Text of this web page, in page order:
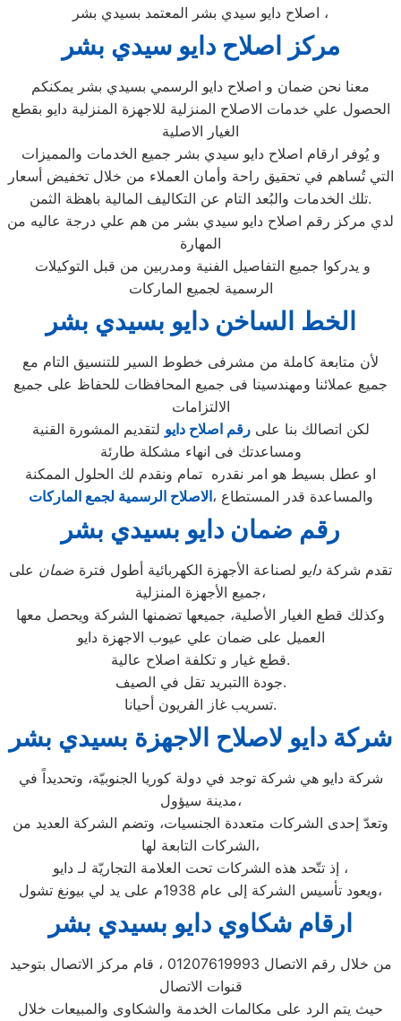
اصلاح دايو سيدي بشر المعتمد بسيدي بشر ،
مركز اصلاح دايو سيدي بشر
معنا نحن ضمان و اصلاح دايو الرسمي بسيدي بشر يمكنكم
الحصول علي خدمات الاصلاح المنزلية للاجهزة المنزلية دايو بقطع
الغيار الاصلية
و يُوفر ارقام اصلاح دايو سيدي بشر جميع الخدمات والمميزات
التي تُساهم في تحقيق راحة وأمان العملاء من خلال تخفيض أسعار
تلك الخدمات والبُعد التام عن التكاليف المالية باهظة الثمن.
لدي مركز رقم اصلاح دايو سيدي بشر من هم علي درجة عاليه من
المهارة
الرسمية لجميع الماركات
الخط الساخن دايو بسيدي بشر
لأن متابعة كاملة من مشرفى خطوط السير للتنسيق التام مع
جميع عملائنا ومهندسينا فى جميع المحافظات للحفاظ على جميع
الالتزامات
لكن اتصالك بنا علىرقم اصلاح دايو لتقديم المشورة القنية
ومساعدتك فى انهاء مشكلة طارئة
او عطل بسيط هو امر نقدره تمام ونقدم لك الحلول الممكنة
والمساعدة قدر المستطاع ،الاصلاح الرسمية لجمع الماركات
رقم ضمان دايو بسيدي بشر
تقدم شركة دايو لصناعة الأجهزة الكهربائية أطول فترة ضمان على
جميع الأجهزة المنزلية،
وكذلك قطع الغيار الأصلية، جميعها تضمنها الشركة ويحصل معها
العميل على ضمان علي عيوب الاجهزة دايو
قطع غيار و تكلفة اصلاح عالية.
جودة االتبريد تقل في الصيف.
تسريب غاز الفريون أحيانا.
شركة دايو لاصلاح الاجهزة بسيدي بشر
شركة دايو هي شركة توجد في دولة كوريا الجنوبيّة، وتحديداً في
مدينة سيؤول،
وتعدّ إحدى الشركات متعددة الجنسيات، وتضم الشركة العديد من
الشركات التابعة لها،
إذ تتّحد هذه الشركات تحت العلامة التجاريّة لـ دايو ،
ويعود تأسيس الشركة إلى عام 1938م على يد لي بيونغ تشول،
ارقام شكاوي دايو بسيدي بشر
من خلال رقم الاتصال 01207619993 ، قام مركز الاتصال بتوحيد
قنوات الاتصال
حيث يتم الرد على مكالمات الخدمة والشكاوى والمبيعات خلال